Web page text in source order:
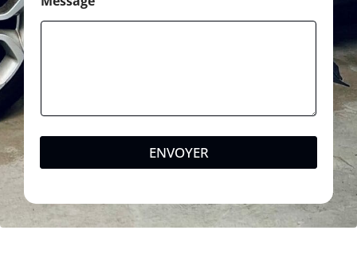
ENVOYER